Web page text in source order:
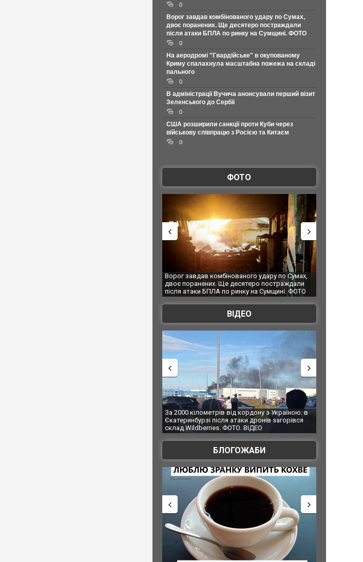
0
Ворог завдав комбінованого удару по Сумах,
двоє поранених. Ще десятеро постраждали
після атаки БПЛА по ринку на Сумщині. ФОТО
0
На аеродромі "Гвардійське" в окупованому
Криму спалахнула масштабна пожежа на складі
пального
0
В адміністрації Вучича анонсували перший візит
Зеленського до Сербії
0
США розширили санкції проти Куби через
військову співпрацю з Росією та Китаєм
0
ФОТО
За 2000 кілометрів від кордону з Україною: в
Єкатеринбурзі після атаки дронів загорівся
склад Wildberries. ФОТО. ВІДЕО
ВІДЕО
В Таїланді футболіст загинув від удару
блискавки під час матчу: ще 12 людей
постраждали. ВІДЕО
БЛОГОЖАБИ